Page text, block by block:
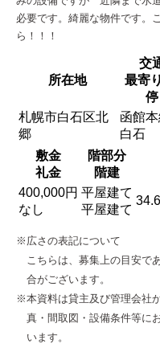
必要です。綺麗な物件です。
ら！！！
所在地
交
最寄
停
札幌市白石区北
郷
函館
白石
敷金
礼金
階部分
階建
400,000円
なし
平屋建て
平屋建て
※広さの表記について
こちらは、募集上の目安で
合がございます。
※本資料は貸主及び管理会社
真・間取図・設備条件等に
います。